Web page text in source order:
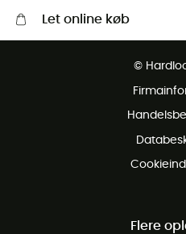
Let online køb
Gratis retur inden for 100 dage
©
Flere